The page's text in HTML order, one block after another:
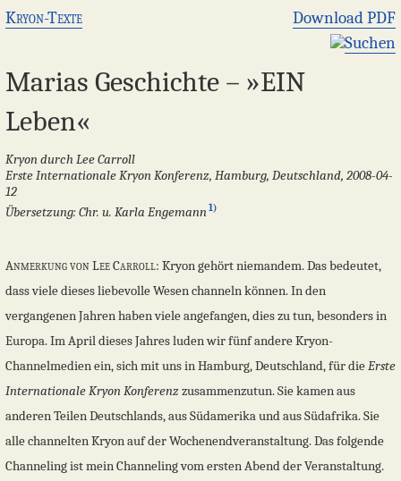
Kryon-Texte
Download PDF
Suchen
Marias Geschichte – »EIN
Leben«
Kryon durch Lee Carroll
Erste Internationale Kryon Konferenz, Hamburg, Deutschland, 2008-04-
12
Übersetzung: Chr. u. Karla Engemann1)
Anmerkung von Lee Carroll: Kryon gehört niemandem. Das bedeutet,
dass viele dieses liebevolle Wesen channeln können. In den
vergangenen Jahren haben viele angefangen, dies zu tun, besonders in
Europa. Im April dieses Jahres luden wir fünf andere Kryon-
Channelmedien ein, sich mit uns in Hamburg, Deutschland, für dieErste
Internationale Kryon Konferenzzusammenzutun. Sie kamen aus
anderen Teilen Deutschlands, aus Südamerika und aus Südafrika. Sie
alle channelten Kryon auf der Wochenendveranstaltung. Das folgende
Channeling ist mein Channeling vom ersten Abend der Veranstaltung.